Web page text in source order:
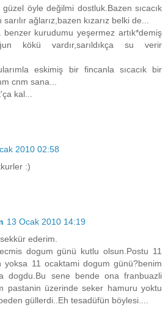
öyle değilmi dostluk.Bazen sıcacık
ağlarız,bazen kızarız belki de...
benzer kurudumu yeşermez artık*demiş
kökü vardır,sarıldıkça su verir
eskimiş bir fincanla sıcacık bir
cnm sana...
kal...
2010 02:58
:)
13 Ocak 2010 14:19
ederim.
dogum günü kutlu olsun.Postu 11
yoksa 11 ocaktami dogum günü?benim
dogdu.Bu sene bende ona franbuazli
pastanin üzerinde seker hamuru yoktu
güllerdi..Eh tesadüfün böylesi....